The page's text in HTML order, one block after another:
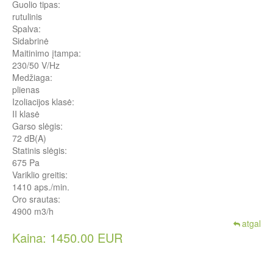
Guolio tipas:
rutulinis
Spalva:
Sidabrinė
Maitinimo įtampa:
230/50 V/Hz
Medžiaga:
plienas
Izoliacijos klasė:
II klasė
Garso slėgis:
72 dB(A)
Statinis slėgis:
675 Pa
Variklio greitis:
1410 aps./min.
Oro srautas:
4900 m3/h
atgal
Kaina: 1450.00 EUR